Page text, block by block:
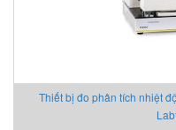
Thiết bị đo phân tích nhiệt